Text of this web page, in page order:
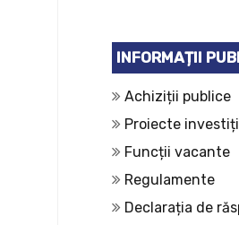
INFORMAȚII
Achiziții publice
Proiecte
Funcții vacante
Regulamente
Declarația de